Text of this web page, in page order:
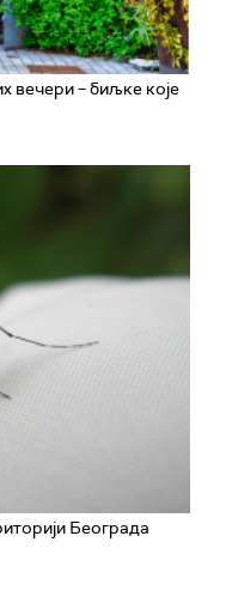
вечери – биљке које
Београда